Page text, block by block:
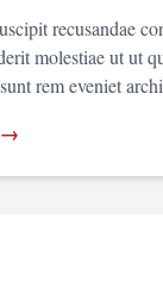
recusandae
molestiae ut ut
rem eveniet
→